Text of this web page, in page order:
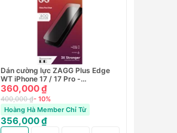
Dán cường lực ZAGG Plus Edge
WT iPhone 17 / 17 Pro -
100120393
360,000 ₫
400,000 ₫- 10%
Hoàng Hà Member Chỉ Từ
356,000 ₫